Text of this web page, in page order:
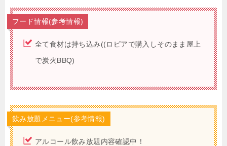
フード情報(参考情報)
全て食材は持ち込み((ロピアで購入しそのまま屋上
で炭火BBQ)
飲み放題メニュー(参考情報)
アルコール飲み放題内容確認中！